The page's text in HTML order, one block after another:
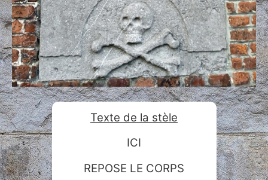
Texte de la stèle
ICI
REPOSE LE CORPS